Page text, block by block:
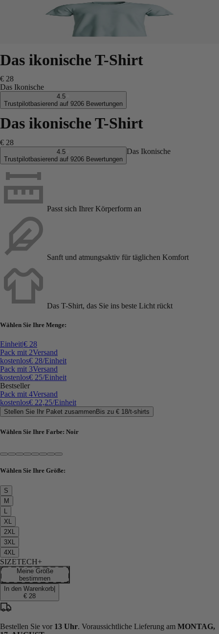
Das ikonische T-Shirt
€ 28
Das Ikonische
4.5
Trustpilotbasierend auf 9206 Bewertungen
Das ikonische T-Shirt
€ 28
4.5
Trustpilotbasierend auf 9206 Bewertungen
Das Ikonische
Passt sich Ihrer Körperform an
Sanft und atmungsaktiv für täglichen Komfort
Das T-Shirt, das Sie ins beste Licht rückt
Wählen Sie Ihre Menge:
Einheit|€ 28
Pack mit 2Versand
kostenlos€ 28/Einheit
Pack mit 3Versand
kostenlos€ 25/Einheit
Bestseller
Pack mit 4Versand
kostenlos€ 22,25/Einheit
Stellen Sie Ihr Paket zusammenBis zu € 18/t-shirts
Wählen Sie Ihre Farbe: Noir
Wählen Sie Ihre Größe:
S
M
XL
2XL
3XL
4XL
SIZETECH+
Meine Größe
bestimmen
In den Warenkorb
€ 28
Bestellen Sie vor 13 Uhr. Voraussichtliche Lieferung am MONTAG,